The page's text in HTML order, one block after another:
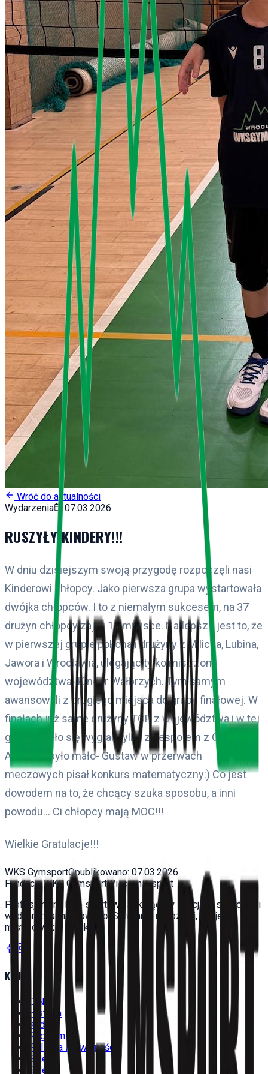
Wróć do aktualności
Wydarzenia
07.03.2026
RUSZYŁY KINDERY!!!
W dniu dzisiejszym swoją przygodę rozpoczęli nasi
Kinderowi chłopcy. Jako pierwsza grupa wystartowała
dwójka chłopców. I to z niemałym sukcesem, na 37
drużyn chłopcy zajęli 11 miejsce. Najlepsze jest to, że
w pierwszej grupie pokonali drużyny z Milicza, Lubina,
Jawora i Wrocławia, ulegając tylko mistrzom
województwa- Kinder Wałbrzych. Tym samym
awansowali z drugiego miejsca do grupy finałowej. W
finałach już same drużyny TOP z województwa i w tej
grupie udało się wygrać tylko z zespołem z Oleśnicy.
Aby tego było mało- Gustaw w przerwach
meczowych pisał konkurs matematyczny:) Co jest
dowodem na to, że chcący szuka sposobu, a inni
powodu... Ci chłopcy mają MOC!!!
Wielkie Gratulacje!!!
WKS GymsportOpublikowano: 07.03.2026
Fundacja WKS GymsportWięcej niż sport
Profesjonalny klub sportowy szkolący w sekcjach siatkówki i
wędkarstwa muchowego. Stawiamy na rozwój, pasję i
mistrzowskie wyniki.
KLUB
O Nas
Historia
Kadra
Regulamin
Polityka Prywatności
Galeria
Sklep